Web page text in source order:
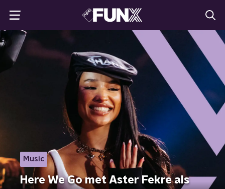
Music
Here We Go met Aster Fekre als